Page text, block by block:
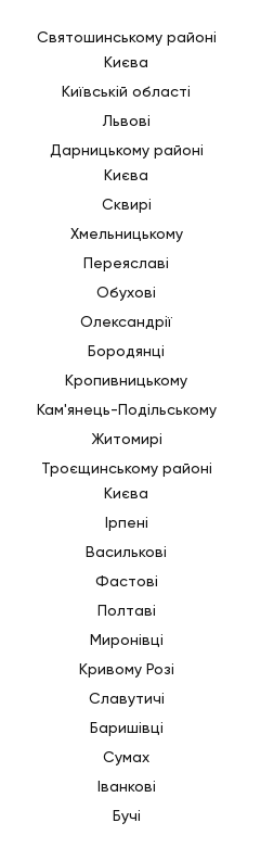
Святошинському районі
Києва
Київській області
Львові
Дарницькому районі
Києва
Сквирі
Хмельницькому
Переяславі
Обухові
Олександрії
Бородянці
Кропивницькому
Кам'янець-Подільському
Житомирі
Троєщинському районі
Києва
Ірпені
Василькові
Фастові
Полтаві
Миронівці
Кривому Розі
Славутичі
Баришівці
Сумах
Іванкові
Бучі